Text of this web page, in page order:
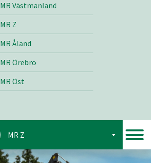
MR Västmanland
MR Z
MR Åland
MR Örebro
MR Öst
MR Z